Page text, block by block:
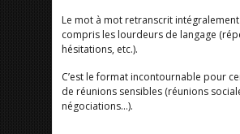
Le mot à mot retranscrit
compris les lourdeurs de langage
hésitations, etc.).
C’est le format incontournable pour
de réunions sensibles (réunions
négociations…).